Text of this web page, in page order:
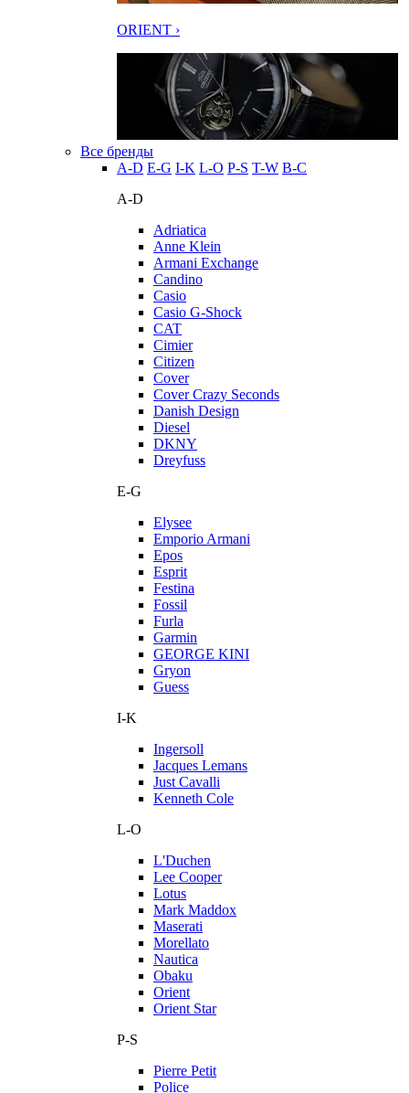
ORIENT ›
Все бренды
A-D E-G I-K L-O P-S T-W В-С
A-D
Adriatica
Anne Klein
Armani Exchange
Candino
Casio
Casio G-Shock
CAT
Cimier
Citizen
Cover
Cover Crazy Seconds
Danish Design
Diesel
DKNY
Dreyfuss
E-G
Elysee
Emporio Armani
Epos
Esprit
Festina
Fossil
Furla
Garmin
GEORGE KINI
Gryon
Guess
I-K
Ingersoll
Jacques Lemans
Just Cavalli
Kenneth Cole
L-O
L'Duchen
Lee Cooper
Lotus
Mark Maddox
Maserati
Morellato
Nautica
Obaku
Orient
Orient Star
P-S
Pierre Petit
Police